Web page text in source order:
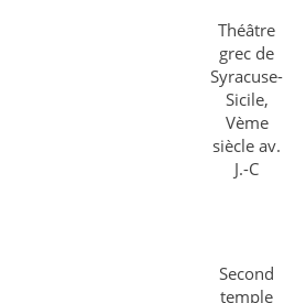
Théâtre
grec de
Syracuse-
Sicile,
Vème
siècle av.
J.-C
Second
temple